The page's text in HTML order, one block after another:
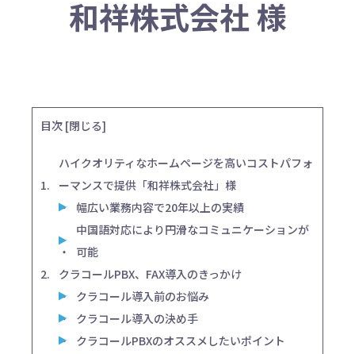
和祥株式会社 様
目次 [閉じる]
ハイクオリティなホームページを高いコストパフォ
ーマンスで提供「和祥株式会社」様
幅広い業務内容で20年以上の実績
中国語対応により円滑なコミュニケーションが
可能
クラコールPBX、FAX導入のきっかけ
クラコール導入前のお悩み
クラコール導入の決め手
クラコールPBXのオススメしたいポイント